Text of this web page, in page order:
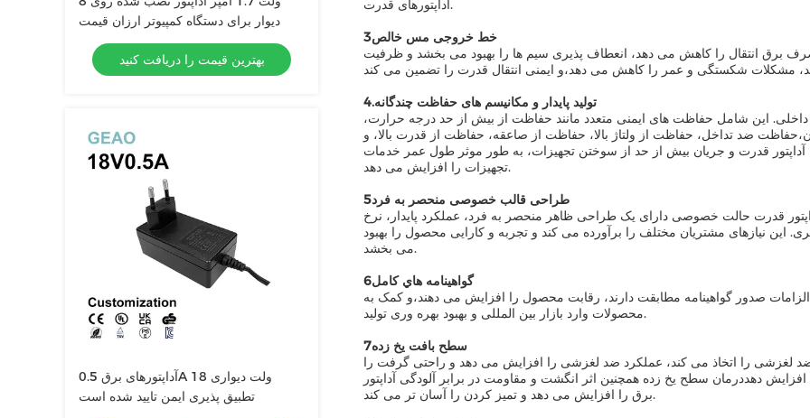
دیوار برای دستگاه کمپیوتر ارزان قیمت
بهترین قیمت را دریافت کنید
آداپتورهای برق 0.5A 18 ولت دیواری
تطبیق پذیری ایمن تایید شده است
آداپتورهای قدرت.
3خط خروجی مس خالص
انتقال را کاهش می دهد، انعطاف پذیری سیم ها را بهبود می بخشد و ظرفیت
4.تولید پایدار و مکانیسم های حفاظت چندگانه
داخلی. این شامل حفاظت های ایمنی متعدد مانند حفاظت از بیش از حد درجه حرارت،
ضد تداخل، حفاظت از ولتاژ بالا، حفاظت از صاعقه، حفاظت از قدرت بالا، و
قدرت و جریان بیش از حد از سوختن تجهیزات، به طور موثر طول عمر خدمات
تجهیزات را افزایش می دهد.
5طراحی قالب خصوصی منحصر به فرد
قدرت حالت خصوصی دارای یک طراحی ظاهر منحصر به فرد، عملکرد پایدار، نرخ
این نیازهای مشتریان مختلف را برآورده می کند و تجربه و کارایی محصول را بهبود
می بخشد.
6گواهينامه هاي کامل
صدور گواهینامه مطابقت دارند، رقابت محصول را افزایش می دهند،و کمک به
محصولات وارد بازار بین المللی و بهبود بهره وری تولید.
7سطح بافت یخ زده
لغزشی را اتخاذ می کند، عملکرد ضد لغزشی را افزایش می دهد و راحتی گرفت را
افزایش دهددرمان سطح یخ زده همچنین اثر انگشت و مقاومت در برابر آلودگی آداپتور
برق را افزایش می دهد و تمیز کردن را آسان تر می کند.